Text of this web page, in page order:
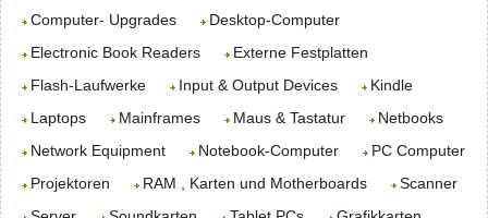
Computer- Upgrades
Desktop-Computer
Electronic Book Readers
Externe Festplatten
Flash-Laufwerke
Input & Output Devices
Kindle
Laptops
Mainframes Maus & Tastatur
Netbooks
Network Equipment
Notebook-Computer
PC Computer
Projektoren
RAM , Karten und Motherboards
Scanner